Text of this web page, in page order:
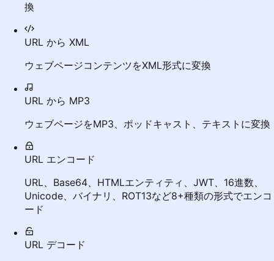
換
URL から XML
ウェブページコンテンツをXML形式に変換
URL から MP3
ウェブページをMP3、ポッドキャスト、テキストに変換
URL エンコード
URL、Base64、HTMLエンティティ、JWT、16進数、
Unicode、バイナリ、ROT13など8+種類の形式でエンコ
ード
URL デコード